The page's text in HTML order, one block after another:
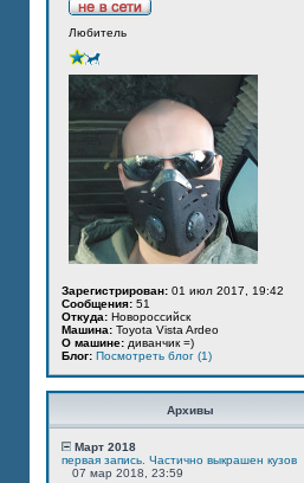
Любитель
Зарегистрирован: 01 июл 2017, 19:42
Сообщения: 51
Откуда: Новороссийск
Машина: Toyota Vista Ardeo
О машине: диванчик =)
Блог: Посмотреть блог (1)
Архивы
Март 2018
первая запись. Частично выкрашен кузов
07 мар 2018, 23:59